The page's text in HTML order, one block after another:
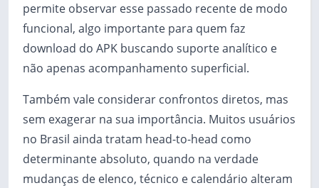
permite observar esse passado recente de modo
funcional, algo importante para quem faz
download do APK buscando suporte analítico e
não apenas acompanhamento superficial.
Também vale considerar confrontos diretos, mas
sem exagerar na sua importância. Muitos usuários
no Brasil ainda tratam head-to-head como
determinante absoluto, quando na verdade
mudanças de elenco, técnico e calendário alteram